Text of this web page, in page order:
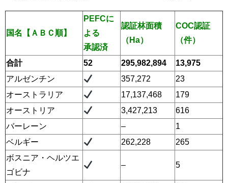
国名【ＡＢＣ順】
PEFCに
よる
承認済
認証林面積
（Ha）
COC認証
（件）
合計 52 295,982,894
13,975
アルゼンチン
357,272
23
オーストラリア
17,137,468
179
オーストリア
3,427,213
616
バーレーン
–
1
ベルギー
262,228
265
ボスニア・ヘルツエ
ゴビナ
– 5